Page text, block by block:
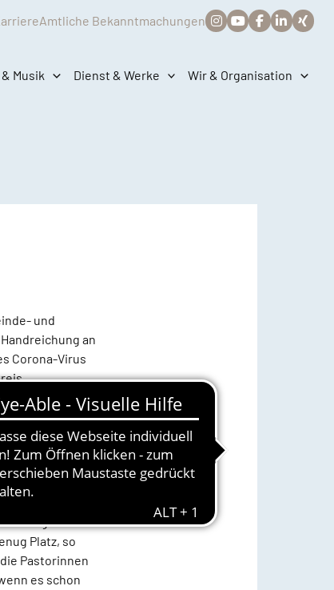
Amtliche Bekanntmachungen
Musik Dienst & Werke Wir & Organisation
und
an
Corona-Virus
(14.)
zu
es möglich und
Platz, so
Pastorinnen
es schon